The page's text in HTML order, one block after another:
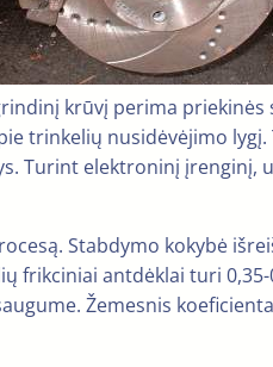
krūvį perima
trinkelių nusidėvėjimo
Turint elektroninį įrenginį,
Stabdymo kokybė
frikciniai antdėklai turi
Žemesnis